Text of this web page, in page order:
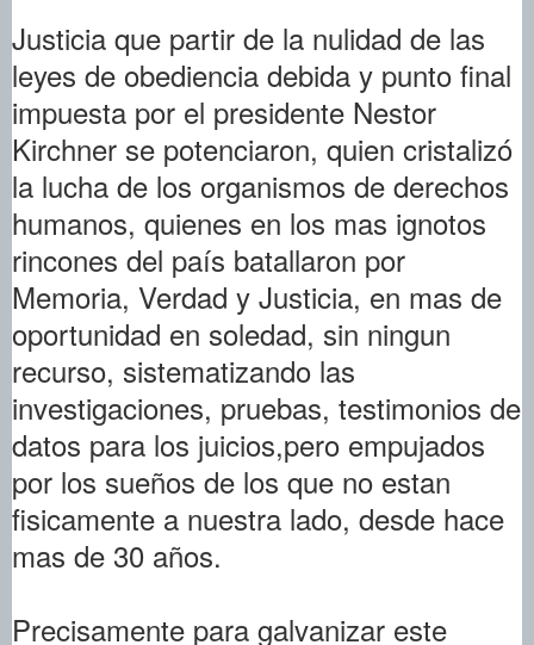
Justicia que partir de la nulidad de las
leyes de obediencia debida y punto final
impuesta por el presidente Nestor
Kirchner se potenciaron, quien cristalizó
la lucha de los organismos de derechos
humanos, quienes en los mas ignotos
rincones del país batallaron por
Memoria, Verdad y Justicia, en mas de
oportunidad en soledad, sin ningun
recurso, sistematizando las
investigaciones, pruebas, testimonios de
datos para los juicios,pero empujados
por los sueños de los que no estan
fisicamente a nuestra lado, desde hace
mas de 30 años.
Precisamente para galvanizar este